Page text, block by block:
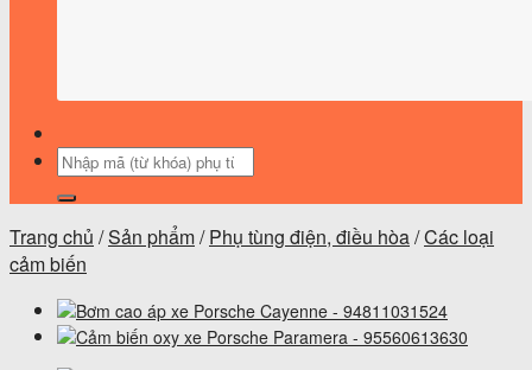
Tìm
Trang chủ /Sản phẩm/ Phụ tùng điện, điều hòa/Các loại
cảm biến